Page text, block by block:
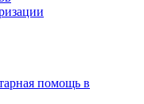
помощь в